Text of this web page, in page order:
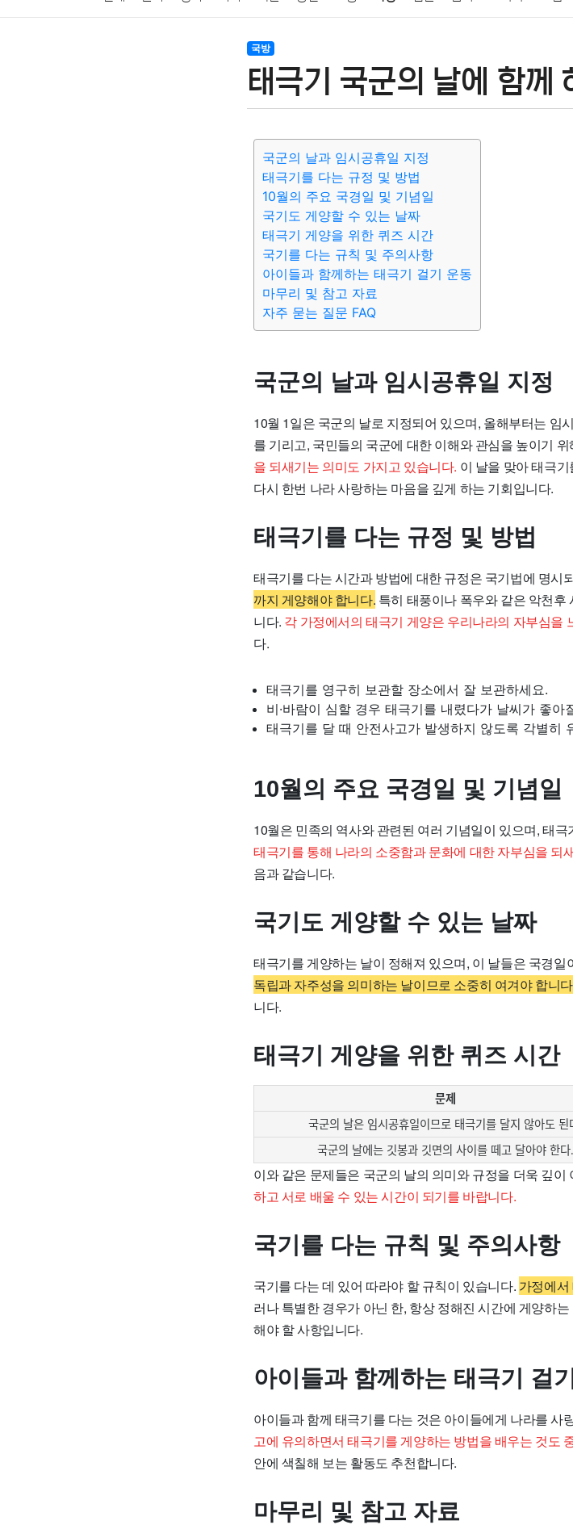
결혼 육아
기술 종교 사회 정치 건강 의료 의학 경제
국방
태극기 국군의 날에 함께
국군의 날과 임시공휴일 지정
태극기를 다는 규정 및 방법
10월의 주요 국경일 및 기념일
국기도 게양할 수 있는 날짜
태극기 게양을 위한 퀴즈 시간
국기를 다는 규칙 및 주의사항
아이들과 함께하는 태극기 걸기 운동
마무리 및 참고 자료
자주 묻는 질문 FAQ
국군의 날과 임시공휴일 지정
10월 1일은 국군의 날로 지정되어 있으며, 올해부터는 임
를 기리고, 국민들의 국군에 대한 이해와 관심을 높이기
을 되새기는 의미도 가지고 있습니다. 이 날을 맞아 태극
다시 한번 나라 사랑하는 마음을 깊게 하는 기회입니다.
태극기를 다는 규정 및 방법
태극기를 다는 시간과 방법에 대한 규정은 국기법에 명시
까지 게양해야 합니다. 특히 태풍이나 폭우와 같은 악천
니다. 각 가정에서의 태극기 게양은 우리나라의 자부심을
다.
태극기를 영구히 보관할 장소에서 잘 보관하세요.
비·바람이 심할 경우 태극기를 내렸다가 날씨가 좋아
태극기를 달 때 안전사고가 발생하지 않도록 각별히
10월의 주요 국경일 및 기념일
10월은 민족의 역사와 관련된 여러 기념일이 있으며, 태
태극기를 통해 나라의 소중함과 문화에 대한 자부심을 되
음과 같습니다.
국기도 게양할 수 있는 날짜
태극기를 게양하는 날이 정해져 있으며, 이 날들은 국경
독립과 자주성을 의미하는 날이므로 소중히 여겨야 합니
니다.
태극기 게양을 위한 퀴즈 시간
문제
국군의 날은 임시공휴일이므로 태극기를 달지 않아도 된
국군의 날에는 깃봉과 깃면의 사이를 떼고 달아야 한다.
이와 같은 문제들은 국군의 날의 의미와 규정을 더욱 깊이
하고 서로 배울 수 있는 시간이 되기를 바랍니다.
국기를 다는 규칙 및 주의사항
국기를 다는 데 있어 따라야 할 규칙이 있습니다. 가정에
러나 특별한 경우가 아닌 한, 항상 정해진 시간에 게양하
해야 할 사항입니다.
아이들과 함께하는 태극기 걸
아이들과 함께 태극기를 다는 것은 아이들에게 나라를 사
고에 유의하면서 태극기를 게양하는 방법을 배우는 것도
안에 색칠해 보는 활동도 추천합니다.
마무리 및 참고 자료